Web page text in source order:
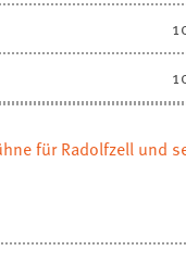
für Radolfzell und